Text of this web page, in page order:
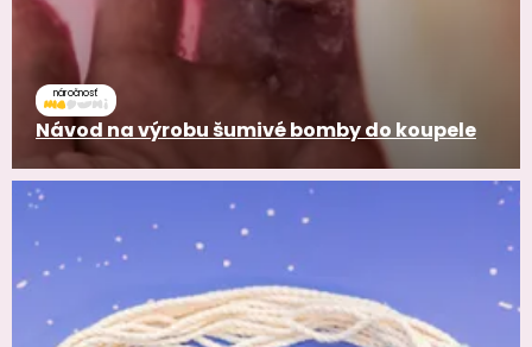
náročnosť
Návod na výrobu šumivé bomby do koupele